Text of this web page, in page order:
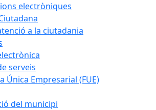
electròniques
a la ciutadania
serveis
Única Empresarial (FUE)
del municipi